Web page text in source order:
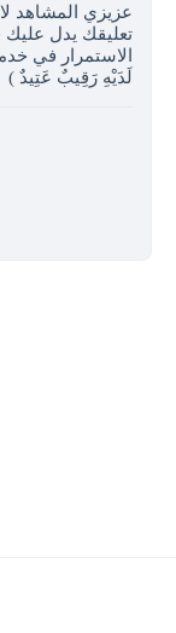
عزيزي المشاهد
تعليقك يدل عليك
الاستمرار في
لَدَيْهِ رَقِيبٌ عَتِيدٌ )